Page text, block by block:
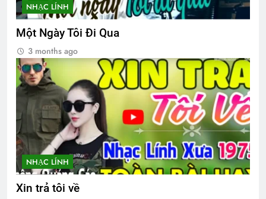
CHỖ Ở CAO SANG (Rabindranath
Tagore)
3 Years Ago
NHẠC LÍNH
Một Ngày Tôi Đi Qua
3 months ago
NHẠC LÍNH
Xin trả tôi về